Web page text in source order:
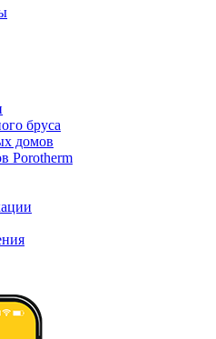
бруса
домов
Porotherm